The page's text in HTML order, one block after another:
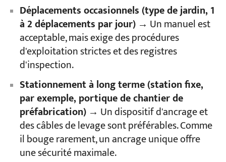
Déplacements occasionnels (type de jardin, 1
à 2 déplacements par jour)→ Un manuel est
acceptable, mais exige des procédures
d'exploitation strictes et des registres
d'inspection.
Stationnement à long terme (station fixe,
par exemple, portique de chantier de
préfabrication)→ Un dispositif d'ancrage et
des câbles de levage sont préférables. Comme
il bouge rarement, un ancrage unique offre
une sécurité maximale.